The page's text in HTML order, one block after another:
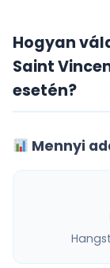
Hogyan
Saint
esetén?
Mennyi